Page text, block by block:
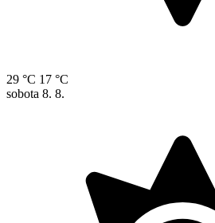
29 °C 17 °C
sobota 8. 8.